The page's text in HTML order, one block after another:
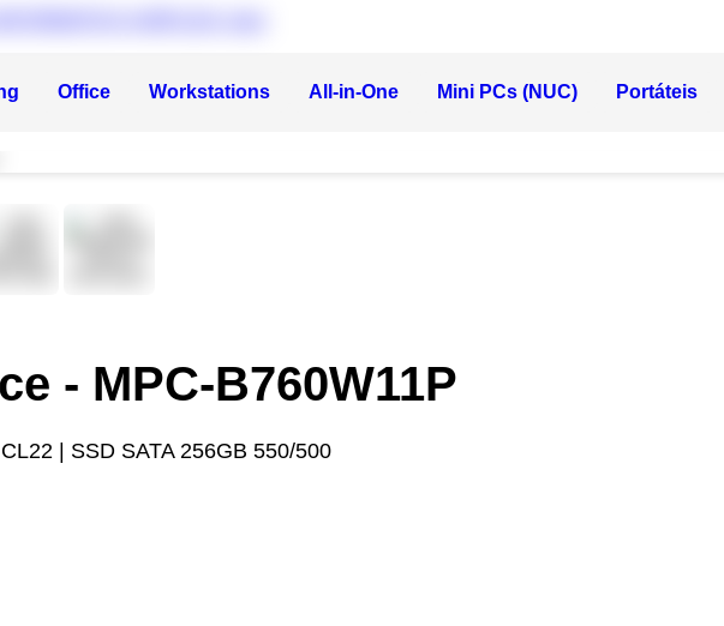
Office Workstations All-in-One Mini PCs (NUC) Portáteis
- MPC-B760W11P
| SSD SATA 256GB 550/500